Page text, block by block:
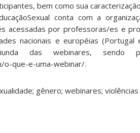
bem como sua
conta com a
acessadas por professoras/es e
nacionais e européias
das webinares, sendo
o-que-e-uma-webinar/.
gênero; webinares;